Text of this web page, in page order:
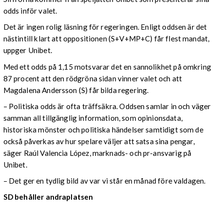
odds inför valet.
Det är ingen rolig läsning för regeringen. Enligt oddsen är det
nästintill klart att oppositionen (S+V+MP+C) får flest mandat,
uppger Unibet.
Med ett odds på 1,15 motsvarar det en sannolikhet på omkring
87 procent att den rödgröna sidan vinner valet och att
Magdalena Andersson (S) får bilda regering.
– Politiska odds är ofta träffsäkra. Oddsen samlar in och väger
samman all tillgänglig information, som opinionsdata,
historiska mönster och politiska händelser samtidigt som de
också påverkas av hur spelare väljer att satsa sina pengar,
säger Raúl Valencia López, marknads- och pr-ansvarig på
Unibet.
– Det ger en tydlig bild av var vi står en månad före valdagen.
SD behåller andraplatsen